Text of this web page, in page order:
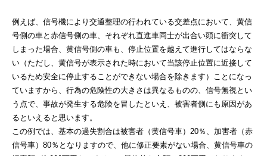
例えば、信号機により交通整理の行われている交差点において、黄信
号側の車と赤信号側の車、それぞれ直進車同士が出合い頭に衝突して
しまった場合、黄信号側の車も、停止位置を越えて進行してはならな
い（ただし、黄信号が表示された時において当該停止位置に近接して
いるため安全に停止することができない場合を除きます）ことになっ
ていますから、行為の危険性の大きさは異なるものの、信号無視とい
う点で、事故が発生する危険を冒したといえ、被害者側にも原因があ
るといえると思います。
この例では、基本の過失割合は被害者（黄信号車）20％、加害者（赤
信号車）80％となりますので、他に修正要素がない場合、黄信号車の